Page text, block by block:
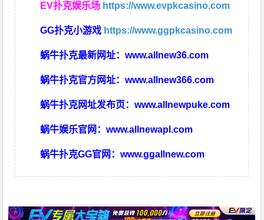
EV扑克娱乐场 https://www.evpkcasino.com
GG扑克小游戏 https://www.ggpkcasino.com
蜗牛扑克最新网址：www.allnew36.com
蜗牛扑克官方网址：www.allnew366.com
蜗牛扑克网址发布页：www.allnewpuke.com
蜗牛娱乐官网：www.allnewapl.com
蜗牛扑克GG官网：www.ggallnew.com